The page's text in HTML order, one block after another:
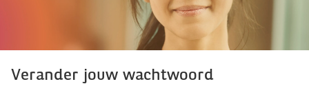
Verander jouw wachtwoord